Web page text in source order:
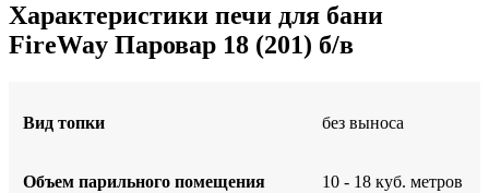
Характеристики печи для бани
FireWay Паровар 18 (201) б/в
Вид топки без выноса
Объем парильного помещения 10 - 18 куб. метров